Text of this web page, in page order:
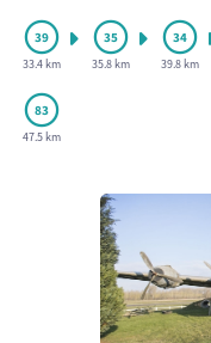
33.4 km 35.8 km 39.8 km
47.5 km